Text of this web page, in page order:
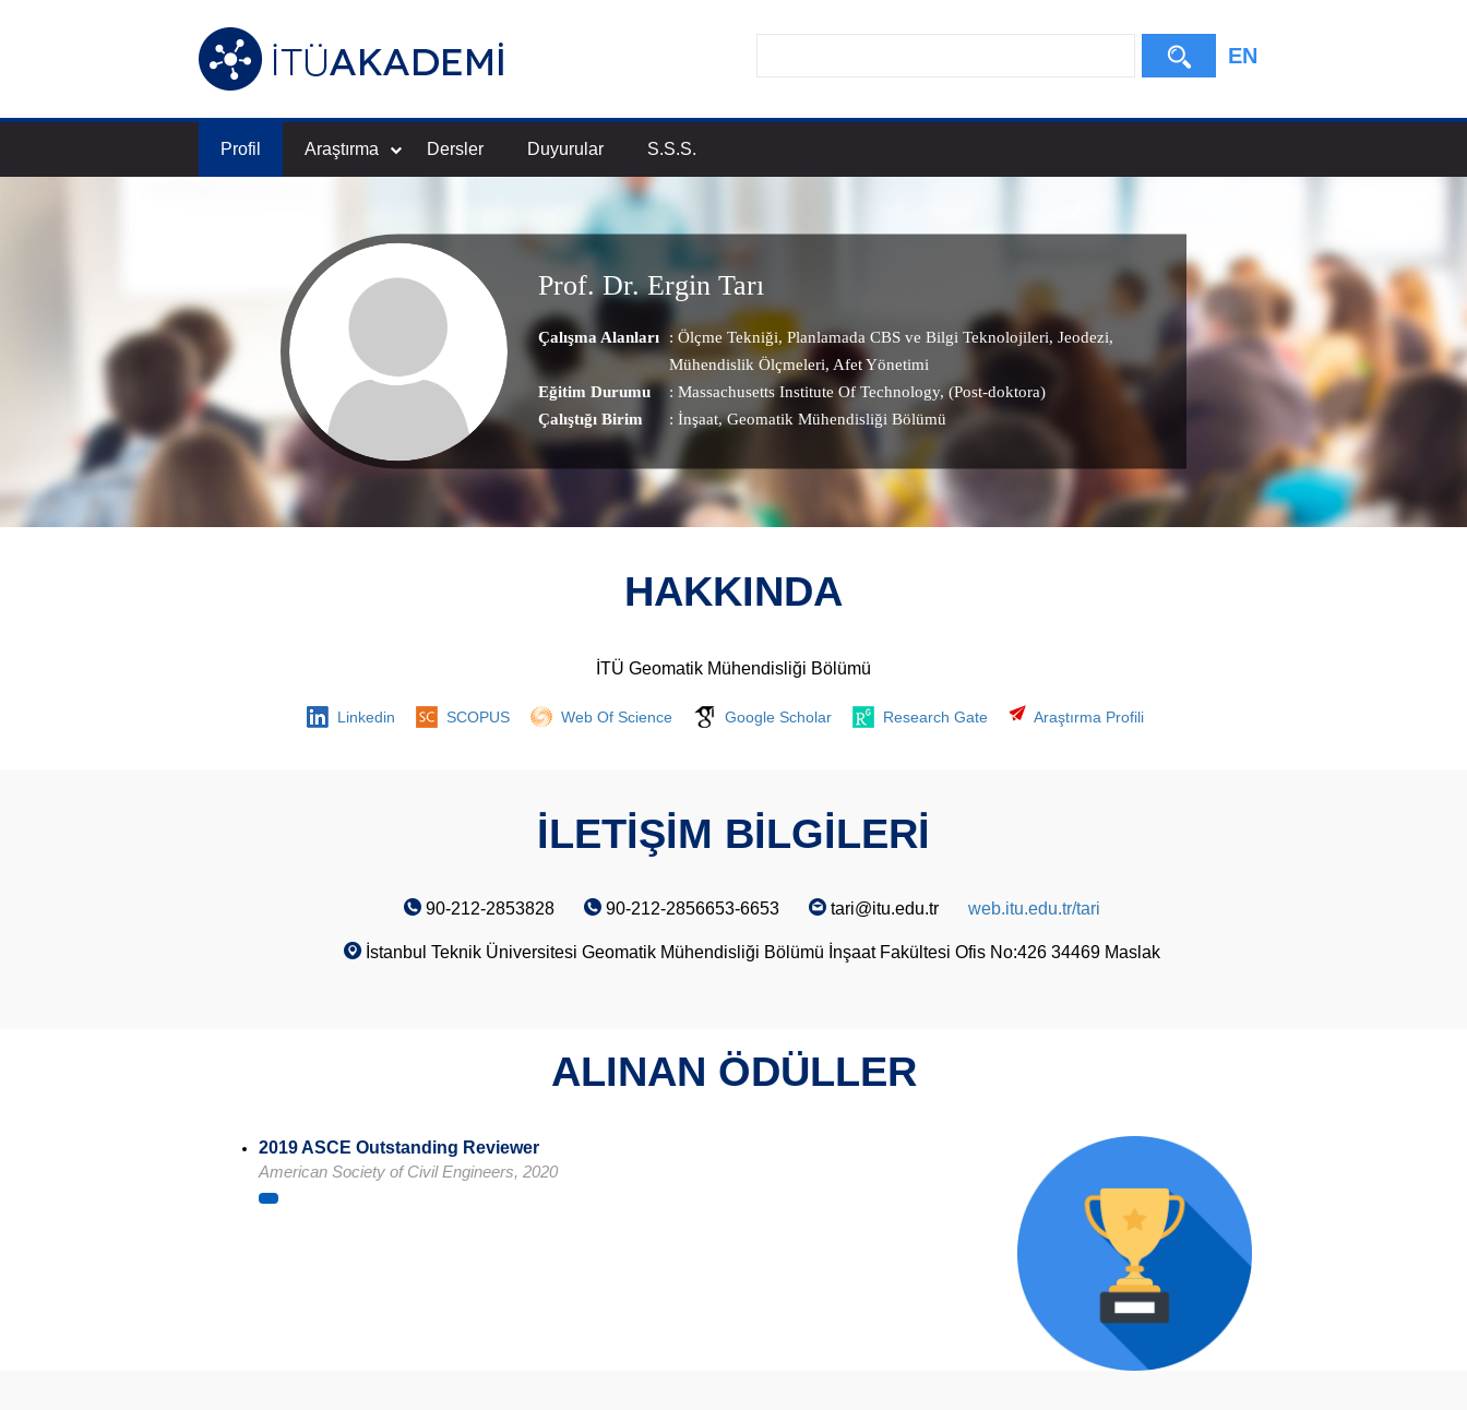
EN
Profil Araştırma Dersler Duyurular S.S.S.
Prof. Dr. Ergin Tarı
Çalışma Alanları : Ölçme Tekniği, Planlamada CBS ve Bilgi Teknolojileri, Jeodezi,
Mühendislik Ölçmeleri, Afet Yönetimi
Eğitim Durumu
: Massachusetts Institute Of Technology, (Post-doktora)
Çalıştığı Birim
: İnşaat, Geomatik Mühendisliği Bölümü
HAKKINDA
İTÜ Geomatik Mühendisliği Bölümü
Linkedin SCOPUS Web Of Science Google Scholar Research Gate Araştırma Profili
İLETİŞİM BİLGİLERİ
90-212-2853828 90-212-2856653-6653 tari@itu.edu.tr web.itu.edu.tr/tari
İstanbul Teknik Üniversitesi Geomatik Mühendisliği Bölümü İnşaat Fakültesi Ofis No:426 34469 Maslak
ALINAN ÖDÜLLER
2019 ASCE Outstanding Reviewer
American Society of Civil Engineers, 2020